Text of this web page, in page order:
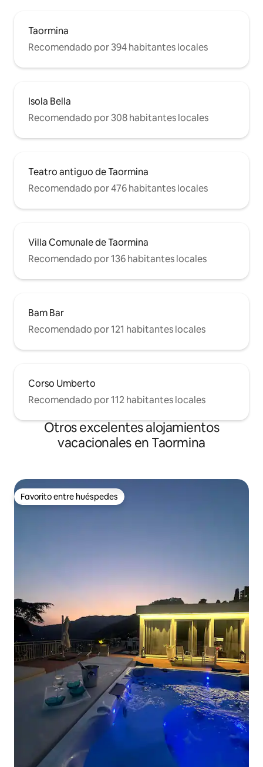
Taormina
Recomendado por 394 habitantes locales
Isola Bella
Recomendado por 308 habitantes locales
Teatro antiguo de Taormina
Recomendado por 476 habitantes locales
Villa Comunale de Taormina
Recomendado por 136 habitantes locales
Bam Bar
Recomendado por 121 habitantes locales
Corso Umberto
Recomendado por 112 habitantes locales
Otros excelentes alojamientos
vacacionales en Taormina
Favorito entre huéspedes
Favorito entre huéspedes